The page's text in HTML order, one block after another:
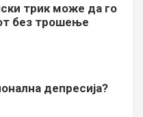
трик може да го
без трошење
депресија?